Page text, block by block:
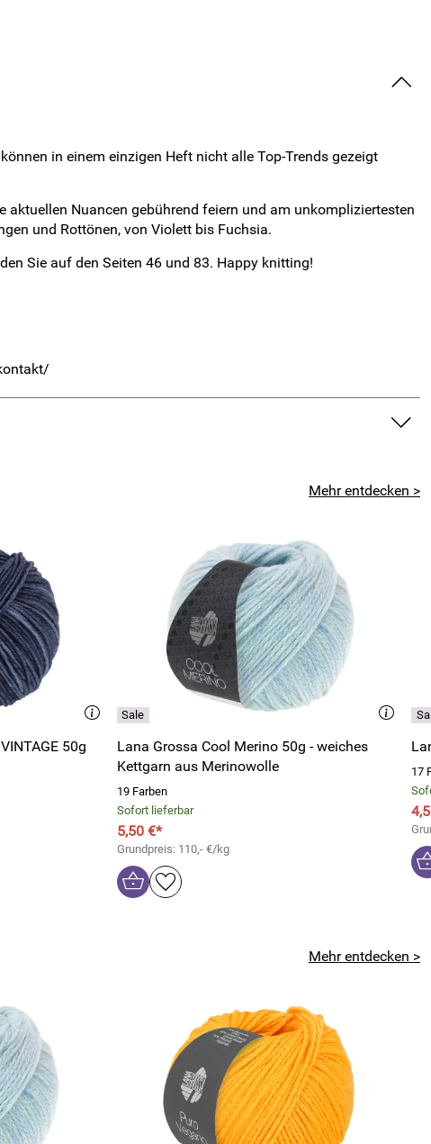
in einem einzigen Heft nicht alle Top-Trends gezeigt
aktuellen Nuancen gebührend feiern und am unkompliziertesten
und Rottönen, von Violett bis Fuchsia.
Sie auf den Seiten 46 und 83. Happy knitting!
Mehr entdecken >
50g
Lana Grossa Cool Merino 50g - weiches
Kettgarn aus Merinowolle
19 Farben
Sofort lieferbar
5,50 €*
Grundpreis: 110,- €/kg
17
Mehr entdecken >